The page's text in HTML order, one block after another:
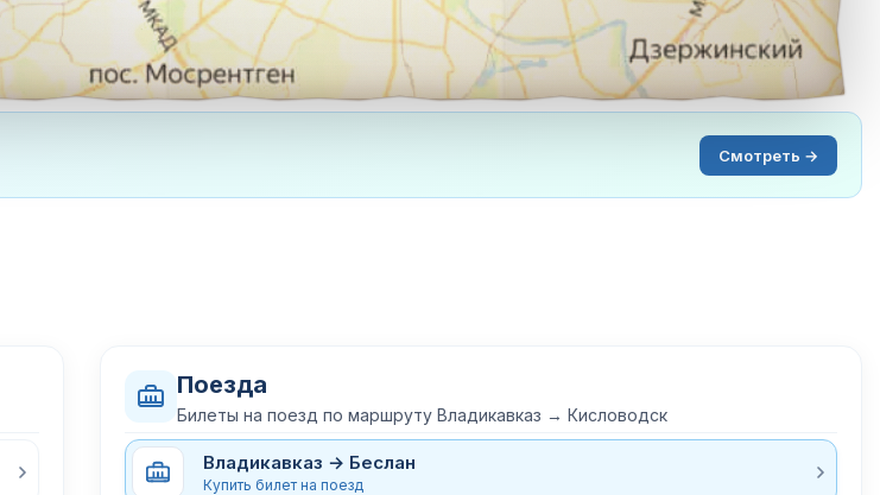
Смотреть →
Поезда
Билеты на поезд по маршруту Владикавказ → Кисловодск
Владикавказ → Беслан
Купить билет на поезд